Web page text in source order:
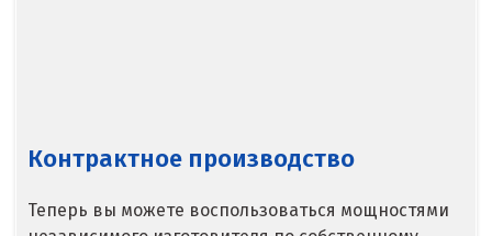
Смоленск
Снежинск
Контрактное производство
Теперь вы можете воспользоваться мощностями